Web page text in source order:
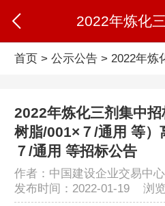
首页> 公示公告> 2022年炼化三剂集中招标（公开
2022年炼化三剂集中
树脂/001×７/通用 等）
７/通用 等招标公告
作者：中国建设企业交易中心
发布时间：2022-01-19 浏览